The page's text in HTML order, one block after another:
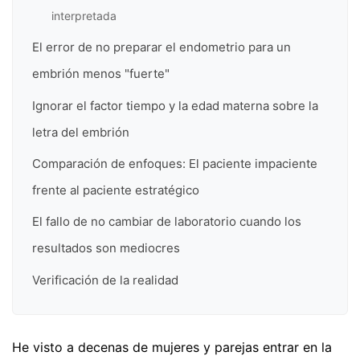
interpretada
El error de no preparar el endometrio para un
embrión menos "fuerte"
Ignorar el factor tiempo y la edad materna sobre la
letra del embrión
Comparación de enfoques: El paciente impaciente
frente al paciente estratégico
El fallo de no cambiar de laboratorio cuando los
resultados son mediocres
Verificación de la realidad
He visto a decenas de mujeres y parejas entrar en la